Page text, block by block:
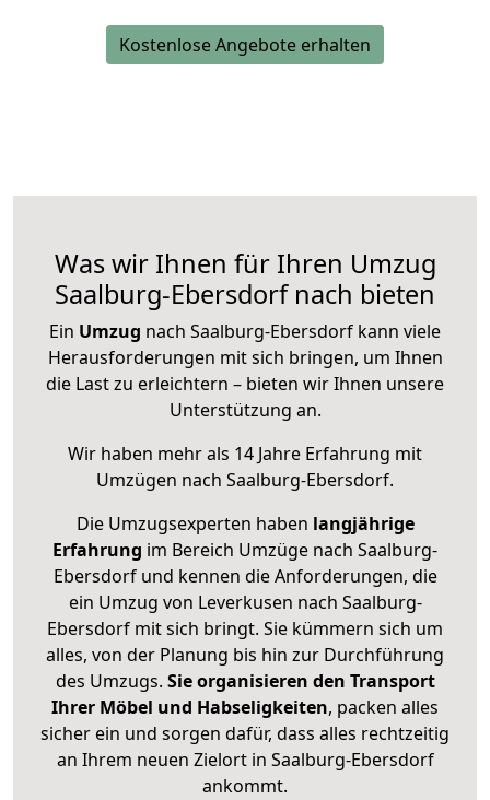
Kostenlose Angebote erhalten
Was wir Ihnen für Ihren Umzug
Saalburg-Ebersdorf nach bieten
Ein Umzug nach Saalburg-Ebersdorf kann viele
Herausforderungen mit sich bringen, um Ihnen
die Last zu erleichtern – bieten wir Ihnen unsere
Unterstützung an.
Wir haben mehr als 14 Jahre Erfahrung mit
Umzügen nach Saalburg-Ebersdorf.
Die Umzugsexperten haben langjährige
Erfahrung im Bereich Umzüge nach Saalburg-
Ebersdorf und kennen die Anforderungen, die
ein Umzug von Leverkusen nach Saalburg-
Ebersdorf mit sich bringt. Sie kümmern sich um
alles, von der Planung bis hin zur Durchführung
des Umzugs. Sie organisieren den Transport
Ihrer Möbel und Habseligkeiten, packen alles
sicher ein und sorgen dafür, dass alles rechtzeitig
an Ihrem neuen Zielort in Saalburg-Ebersdorf
ankommt.